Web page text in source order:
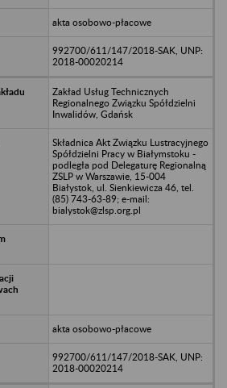
akta osobowo-płacowe
992700/611/147/2018-SAK, UNP:
2018-00020214
Zakład Usług Technicznych
Regionalnego Związku Spółdzielni
Inwalidów, Gdańsk
Składnica Akt Związku Lustracyjnego
Spółdzielni Pracy w Białymstoku -
podległa pod Delegaturę Regionalną
ZSLP w Warszawie, 15-004
Białystok, ul. Sienkiewicza 46, tel.
(85) 743-63-89; e-mail:
bialystok@zlsp.org.pl
akta osobowo-płacowe
992700/611/147/2018-SAK, UNP:
2018-00020214